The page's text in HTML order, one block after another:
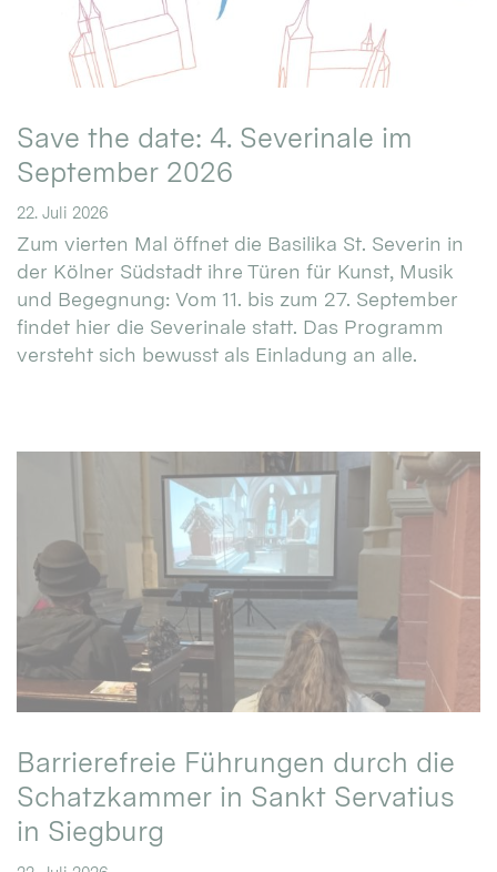
Save the date: 4. Severinale im
September 2026
22. Juli 2026
Zum vierten Mal öffnet die Basilika St. Severin in
der Kölner Südstadt ihre Türen für Kunst, Musik
und Begegnung: Vom 11. bis zum 27. September
findet hier die Severinale statt. Das Programm
versteht sich bewusst als Einladung an alle.
Barrierefreie Führungen durch die
Schatzkammer in Sankt Servatius
in Siegburg